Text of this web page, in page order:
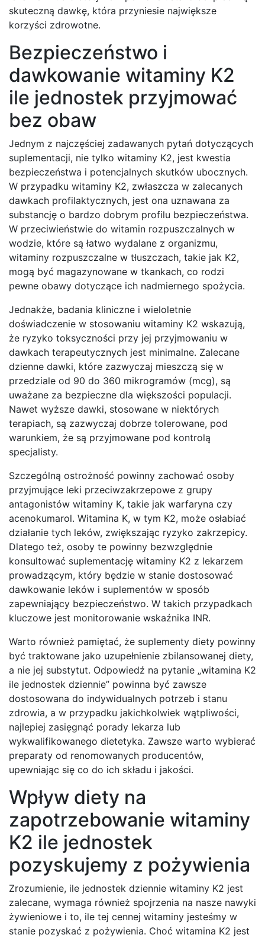
skuteczną dawkę, która przyniesie największe
korzyści zdrowotne.
Bezpieczeństwo i
dawkowanie witaminy K2
ile jednostek przyjmować
bez obaw
Jednym z najczęściej zadawanych pytań dotyczących
suplementacji, nie tylko witaminy K2, jest kwestia
bezpieczeństwa i potencjalnych skutków ubocznych.
W przypadku witaminy K2, zwłaszcza w zalecanych
dawkach profilaktycznych, jest ona uznawana za
substancję o bardzo dobrym profilu bezpieczeństwa.
W przeciwieństwie do witamin rozpuszczalnych w
wodzie, które są łatwo wydalane z organizmu,
witaminy rozpuszczalne w tłuszczach, takie jak K2,
mogą być magazynowane w tkankach, co rodzi
pewne obawy dotyczące ich nadmiernego spożycia.
Jednakże, badania kliniczne i wieloletnie
doświadczenie w stosowaniu witaminy K2 wskazują,
że ryzyko toksyczności przy jej przyjmowaniu w
dawkach terapeutycznych jest minimalne. Zalecane
dzienne dawki, które zazwyczaj mieszczą się w
przedziale od 90 do 360 mikrogramów (mcg), są
uważane za bezpieczne dla większości populacji.
Nawet wyższe dawki, stosowane w niektórych
terapiach, są zazwyczaj dobrze tolerowane, pod
warunkiem, że są przyjmowane pod kontrolą
specjalisty.
Szczególną ostrożność powinny zachować osoby
przyjmujące leki przeciwzakrzepowe z grupy
antagonistów witaminy K, takie jak warfaryna czy
acenokumarol. Witamina K, w tym K2, może osłabiać
działanie tych leków, zwiększając ryzyko zakrzepicy.
Dlatego też, osoby te powinny bezwzględnie
konsultować suplementację witaminy K2 z lekarzem
prowadzącym, który będzie w stanie dostosować
dawkowanie leków i suplementów w sposób
zapewniający bezpieczeństwo. W takich przypadkach
kluczowe jest monitorowanie wskaźnika INR.
Warto również pamiętać, że suplementy diety powinny
być traktowane jako uzupełnienie zbilansowanej diety,
a nie jej substytut. Odpowiedź na pytanie „witamina K2
ile jednostek dziennie” powinna być zawsze
dostosowana do indywidualnych potrzeb i stanu
zdrowia, a w przypadku jakichkolwiek wątpliwości,
najlepiej zasięgnąć porady lekarza lub
wykwalifikowanego dietetyka. Zawsze warto wybierać
preparaty od renomowanych producentów,
upewniając się co do ich składu i jakości.
Wpływ diety na
zapotrzebowanie witaminy
K2 ile jednostek
pozyskujemy z pożywienia
Zrozumienie, ile jednostek dziennie witaminy K2 jest
zalecane, wymaga również spojrzenia na nasze nawyki
żywieniowe i to, ile tej cennej witaminy jesteśmy w
stanie pozyskać z pożywienia. Choć witamina K2 jest